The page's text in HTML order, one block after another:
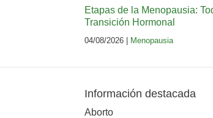
Etapas de la Menopausia:
Transición Hormonal
04/08/2026 | Menopausia
Información destacada
Aborto